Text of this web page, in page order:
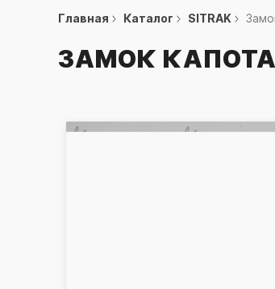
Главная Каталог SITRAK
ЗАМОК КАПОТА